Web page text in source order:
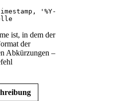
'%Y-
ist, in dem der
der
Abkürzungen –